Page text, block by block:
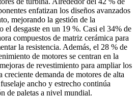
enfatizan los diseños avanzados
mejorando la gestión de la
el desgaste en un 19 %. Casi el 34% de
compuestos de matriz cerámica para
la resistencia. Además, el 28 % de
de motores se centran en la
de revestimiento para ampliar los
demanda de motores de alta
ancho y estrecho continúa
de paletas a nivel mundial.